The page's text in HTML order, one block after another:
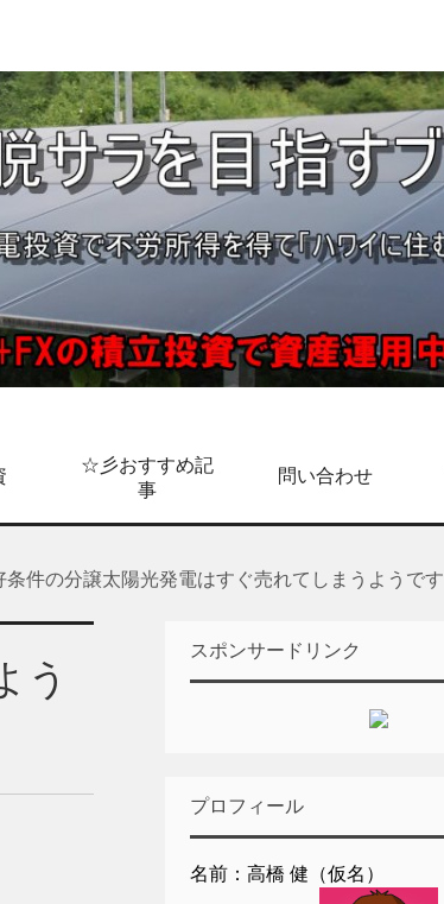
☆彡おすすめ記
事
問い合わせ
条件の分譲太陽光発電はすぐ売れてしまうようです
う
スポンサードリンク
プロフィール
名前：高橋 健（仮名）